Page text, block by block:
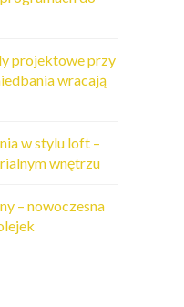
projektowe przy
wracają
w stylu loft –
wnętrzu
– nowoczesna